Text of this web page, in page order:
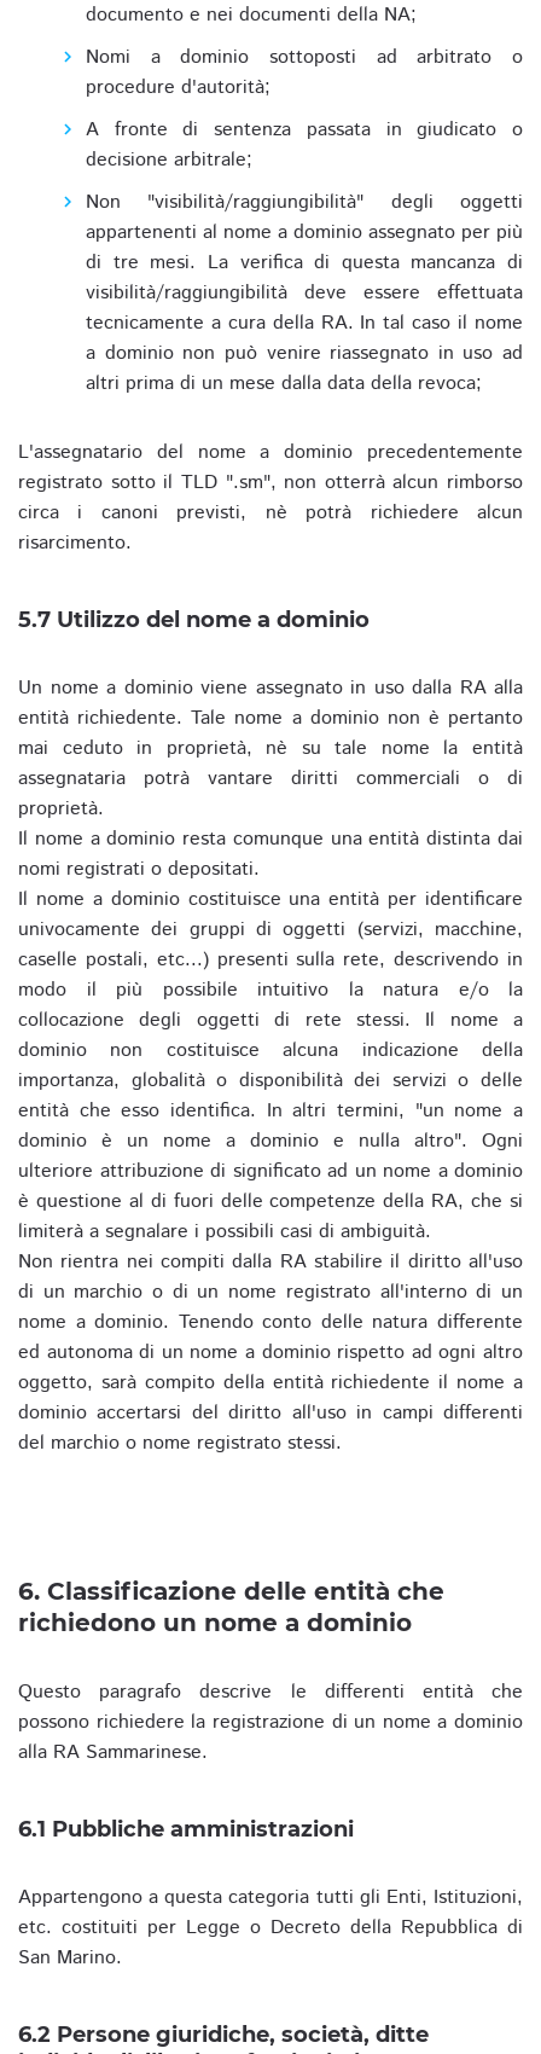
documento e nei documenti della NA;
Nomi a dominio sottoposti ad arbitrato o
procedure d'autorità;
A fronte di sentenza passata in giudicato o
decisione arbitrale;
Non "visibilità/raggiungibilità" degli oggetti
appartenenti al nome a dominio assegnato per più
di tre mesi. La verifica di questa mancanza di
visibilità/raggiungibilità deve essere effettuata
tecnicamente a cura della RA. In tal caso il nome
a dominio non può venire riassegnato in uso ad
altri prima di un mese dalla data della revoca;
L'assegnatario del nome a dominio precedentemente
registrato sotto il TLD ".sm", non otterrà alcun rimborso
circa i canoni previsti, nè potrà richiedere alcun
risarcimento.
5.7 Utilizzo del nome a dominio
Un nome a dominio viene assegnato in uso dalla RA alla
entità richiedente. Tale nome a dominio non è pertanto
mai ceduto in proprietà, nè su tale nome la entità
assegnataria potrà vantare diritti commerciali o di
proprietà.
Il nome a dominio resta comunque una entità distinta dai
nomi registrati o depositati.
Il nome a dominio costituisce una entità per identificare
univocamente dei gruppi di oggetti (servizi, macchine,
caselle postali, etc...) presenti sulla rete, descrivendo in
modo il più possibile intuitivo la natura e/o la
collocazione degli oggetti di rete stessi. Il nome a
dominio non costituisce alcuna indicazione della
importanza, globalità o disponibilità dei servizi o delle
entità che esso identifica. In altri termini, "un nome a
dominio è un nome a dominio e nulla altro". Ogni
ulteriore attribuzione di significato ad un nome a dominio
è questione al di fuori delle competenze della RA, che si
limiterà a segnalare i possibili casi di ambiguità.
Non rientra nei compiti dalla RA stabilire il diritto all'uso
di un marchio o di un nome registrato all'interno di un
nome a dominio. Tenendo conto delle natura differente
ed autonoma di un nome a dominio rispetto ad ogni altro
oggetto, sarà compito della entità richiedente il nome a
dominio accertarsi del diritto all'uso in campi differenti
del marchio o nome registrato stessi.
6. Classificazione delle entità che
richiedono un nome a dominio
Questo paragrafo descrive le differenti entità che
possono richiedere la registrazione di un nome a dominio
alla RA Sammarinese.
6.1 Pubbliche amministrazioni
Appartengono a questa categoria tutti gli Enti, Istituzioni,
etc. costituiti per Legge o Decreto della Repubblica di
San Marino.
6.2 Persone giuridiche, società, ditte